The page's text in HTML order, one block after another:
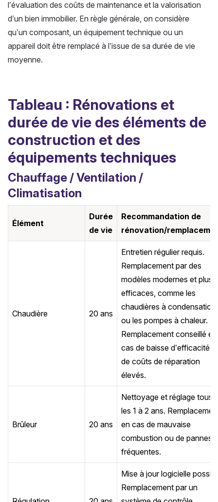
l’évaluation des coûts de maintenance et la valorisation
d’un bien immobilier. En règle générale, on considère
qu’un composant, un équipement technique ou un
appareil doit être remplacé à l’issue de sa durée de vie
moyenne.
Tableau : Rénovations et
durée de vie des éléments de
construction et des
équipements techniques
Chauffage / Ventilation /
Climatisation
Élément
Durée
de vie
Recommandation de
rénovation/
Chaudière 20 ans
Entretien régulier requis.
Remplacement par des
modèles modernes et plus
efficaces, comme les
chaudières à condensation
ou les pompes à chaleur.
Remplacement conseillé en
cas de baisse d’efficacité
de coûts de réparation
élevés.
Brûleur 20 ans
Nettoyage et réglage tous
les 1 à 2 ans.
en cas de mauvaise
combustion ou de pannes
fréquentes.
Mise à jour logicielle
Remplacement par un